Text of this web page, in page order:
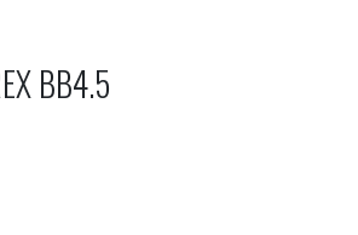
BB4.5